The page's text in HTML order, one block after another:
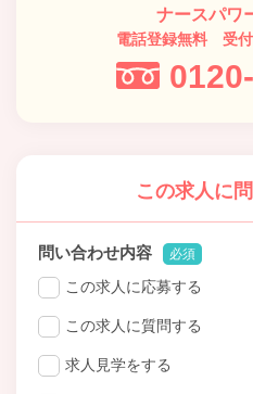
ナースパワ
電話登録無料 受
この求人に
問い合わせ内容 必須
この求人に応募する
この求人に質問する
求人見学をする